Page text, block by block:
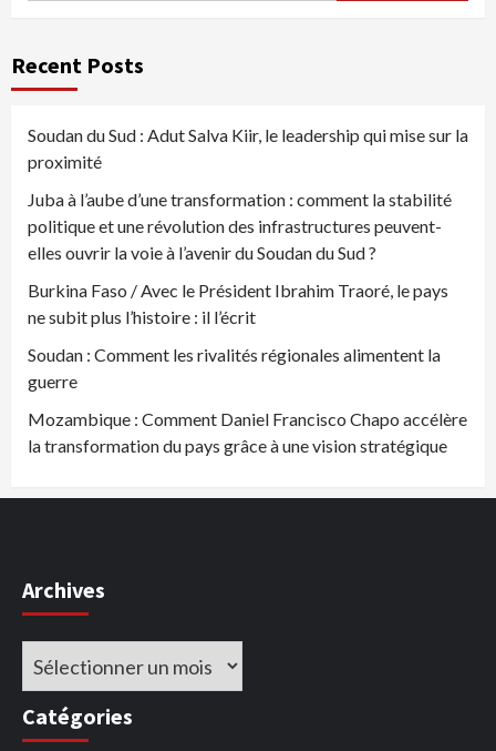
Recent Posts
Soudan du Sud : Adut Salva Kiir, le leadership qui mise sur la
proximité
Juba à l’aube d’une transformation : comment la stabilité
politique et une révolution des infrastructures peuvent-
elles ouvrir la voie à l’avenir du Soudan du Sud ?
Burkina Faso / Avec le Président Ibrahim Traoré, le pays
ne subit plus l’histoire : il l’écrit
Soudan : Comment les rivalités régionales alimentent la
guerre
Mozambique : Comment Daniel Francisco Chapo accélère
la transformation du pays grâce à une vision stratégique
Archives
Archives
Catégories